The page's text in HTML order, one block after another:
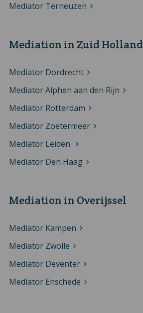
Mediation in Overijssel
Mediator Kampen
Mediator Zwolle
Mediator Deventer
Mediator Enschede
Mediation in Zuid Holland
Mediator Dordrecht
Mediator Alphen aan den Rijn
Mediator Rotterdam
Mediator Zoetermeer
Mediator Leiden
Mediator Den Haag
Mediator Terneuzen